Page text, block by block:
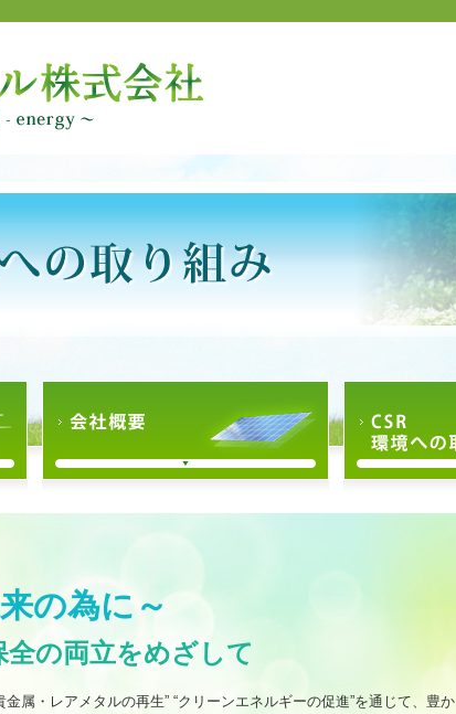
の為に～
の両立をめざして
属・レアメタルの再生” “クリーンエネルギーの促進”を通じて、豊か